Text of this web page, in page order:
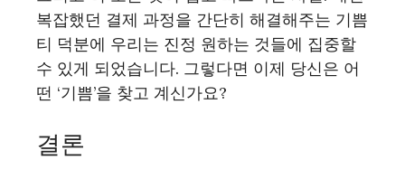
복잡했던 결제 과정을 간단히 해결해주는 기쁨
티 덕분에 우리는 진정 원하는 것들에 집중할
수 있게 되었습니다. 그렇다면 이제 당신은 어
떤 ‘기쁨’을 찾고 계신가요?
결론